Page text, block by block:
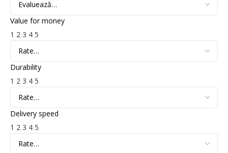
Value for money
1 2 3 4 5
Durability
1 2 3 4 5
Delivery speed
1 2 3 4 5